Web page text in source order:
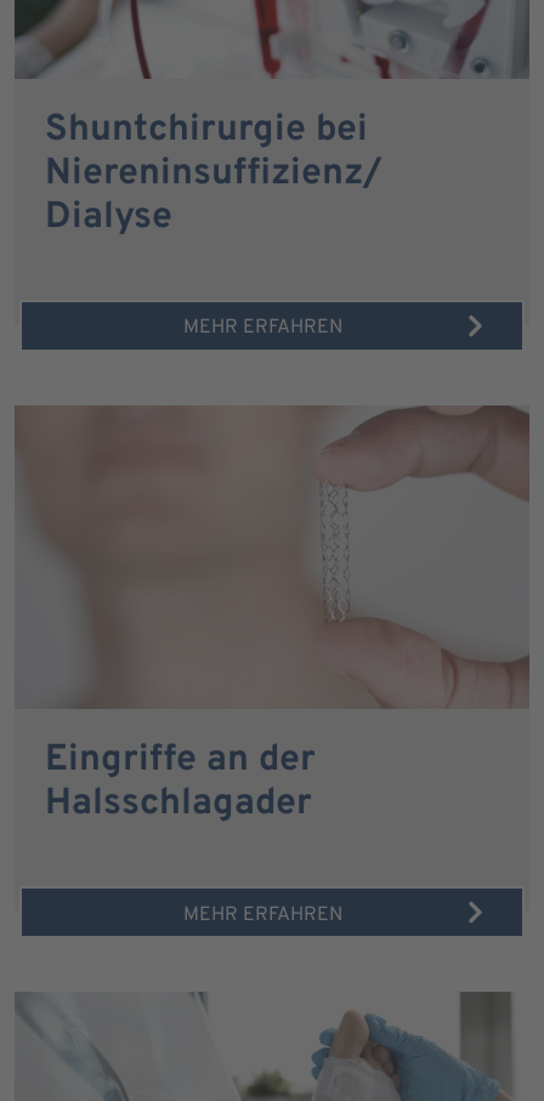
Shuntchirurgie bei
Niereninsuffizienz/
Dialyse
MEHR ERFAHREN
Eingriffe an der
Halsschlagader
MEHR ERFAHREN